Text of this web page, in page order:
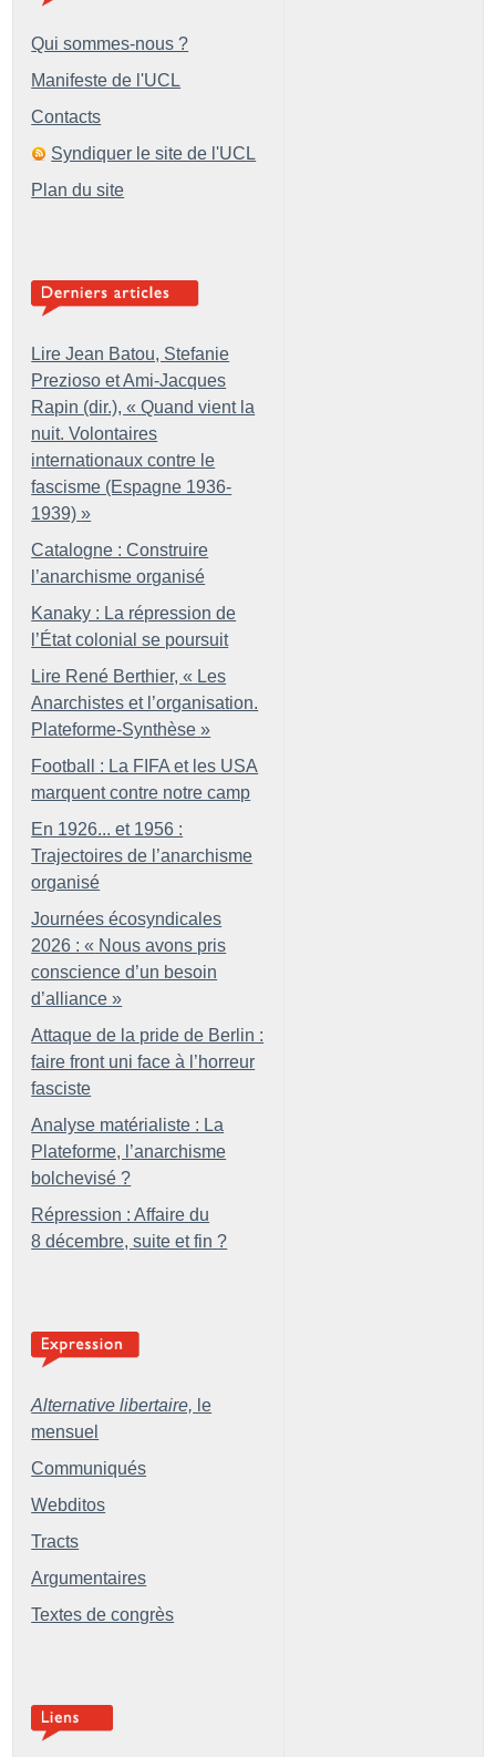
Qui sommes-nous ?
Manifeste de l'UCL
Contacts
Syndiquer le site de l'UCL
Plan du site
Lire Jean Batou, Stefanie
Prezioso et Ami-Jacques
Rapin (dir.), « Quand vient la
nuit. Volontaires
internationaux contre le
fascisme (Espagne 1936-
1939) »
Catalogne : Construire
l’anarchisme organisé
Kanaky : La répression de
l’État colonial se poursuit
Lire René Berthier, « Les
Anarchistes et l’organisation.
Plateforme-Synthèse »
Football : La FIFA et les USA
marquent contre notre camp
En 1926... et 1956 :
Trajectoires de l’anarchisme
organisé
Journées écosyndicales
2026 : « Nous avons pris
conscience d’un besoin
d’alliance »
Attaque de la pride de Berlin :
faire front uni face à l’horreur
fasciste
Analyse matérialiste : La
Plateforme, l’anarchisme
bolchevisé ?
Répression : Affaire du
8 décembre, suite et fin ?
Alternative libertaire, le
mensuel
Communiqués
Webditos
Tracts
Argumentaires
Textes de congrès